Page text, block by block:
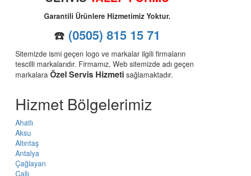
Garantili Ürünlere Hizmetimiz Yoktur.
☎️ (0505) 815 15 71
Sitemizde ismi geçen logo ve markalar ilgili firmaların
tescilli markalarıdır. Firmamız, Web sitemizde adı geçen
markalara Özel Servis Hizmeti sağlamaktadır.
Hizmet Bölgelerimiz
Ahatlı
Aksu
Altıntaş
Antalya
Çağlayan
Çallı